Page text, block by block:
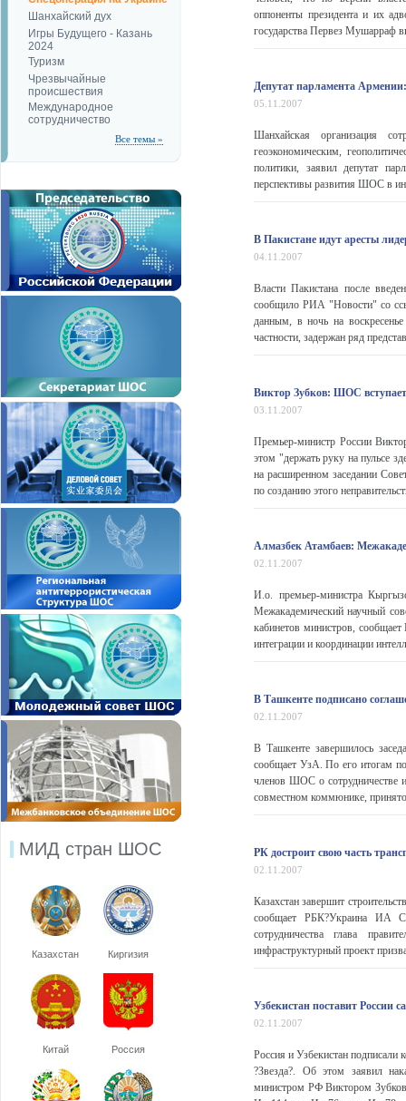
Шанхайский дух
Игры Будущего - Казань
2024
Туризм
Чрезвычайные
происшествия
Международное
сотрудничество
Все темы »
МИД стран ШОС
Казахстан Киргизия
Китай Россия
оппоненты президента и их
государства Первез Мушарраф
Депутат парламента
05.11.2007
Шанхайская организация
геоэкономическим,
политики, заявил депутат
перспективы развития ШОС в
В Пакистане идут аресты
04.11.2007
Власти Пакистана после
сообщило РИА "Новости" со
данным, в ночь на
частности, задержан ряд
Виктор Зубков: ШОС
03.11.2007
Премьер-министр России
этом "держать руку на пульсе
на расширенном заседании
по созданию этого
Алмазбек Атамбаев:
02.11.2007
И.о. премьер-министра
Межакадемический научный
кабинетов министров,
интеграции и координации
В Ташкенте подписано
02.11.2007
В Ташкенте завершилось
сообщает УзА. По его итогам
членов ШОС о сотрудничестве
совместном коммюнике,
РК достроит свою часть
02.11.2007
Казахстан завершит
сообщает РБК?Украина ИА С
сотрудничества глава
инфраструктурный проект
Узбекистан поставит России
02.11.2007
Россия и Узбекистан
?Звезда?. Об этом заявил
министром РФ Виктором